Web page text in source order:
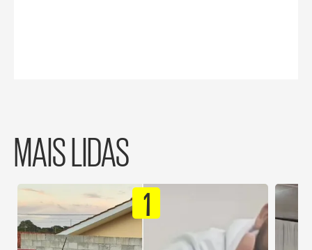
MAIS LIDAS
1